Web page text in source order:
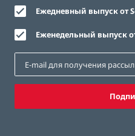
Ежедневный выпуск от
Еженедельный выпуск